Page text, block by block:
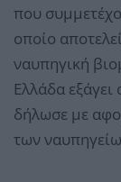
που
οποίο
ναυπηγική
Ελλάδα
δήλωσε με
των